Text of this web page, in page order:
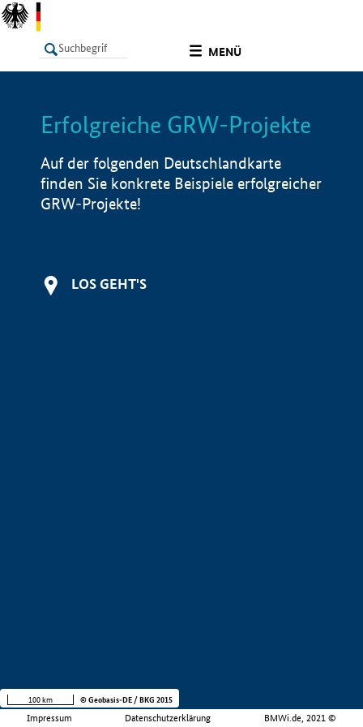
MENÜ
LISTE Info
Erfolgreiche GRW-Projekte
Auf der folgenden Deutschlandkarte
finden Sie konkrete Beispiele erfolgreicher
GRW-Projekte!
LOS GEHT'S
Impressum Datenschutzerklärung BMWi.de, 2021 ©
100 km © Geobasis-DE / BKG 2015